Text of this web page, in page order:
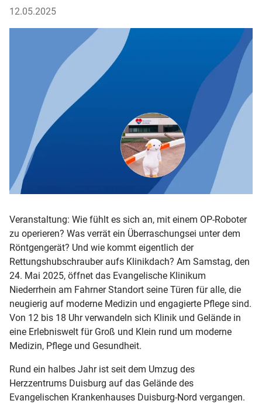
12.05.2025
Veranstaltung: Wie fühlt es sich an, mit einem OP-Roboter
zu operieren? Was verrät ein Überraschungsei unter dem
Röntgengerät? Und wie kommt eigentlich der
Rettungshubschrauber aufs Klinikdach? Am Samstag, den
24. Mai 2025, öffnet das Evangelische Klinikum
Niederrhein am Fahrner Standort seine Türen für alle, die
neugierig auf moderne Medizin und engagierte Pflege sind.
Von 12 bis 18 Uhr verwandeln sich Klinik und Gelände in
eine Erlebniswelt für Groß und Klein rund um moderne
Medizin, Pflege und Gesundheit.
Rund ein halbes Jahr ist seit dem Umzug des
Herzzentrums Duisburg auf das Gelände des
Evangelischen Krankenhauses Duisburg-Nord vergangen.